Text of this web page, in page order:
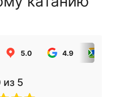
5.0 4.9
из 5